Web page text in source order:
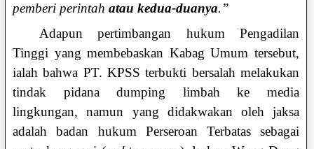
pemberi perintahatau kedua-duanya.”
Adapun pertimbangan hukum Pengadilan
Tinggi yang membebaskan Kabag Umum tersebut,
ialah bahwa PT. KPSS terbukti bersalah melakukan
tindak pidana dumping limbah ke media
lingkungan, namun yang didakwakan oleh jaksa
adalah badan hukum Perseroan Terbatas sebagai